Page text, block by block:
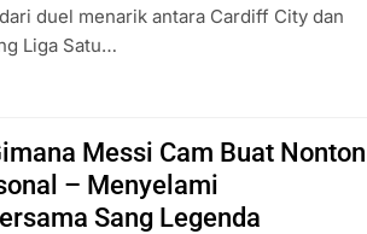
duel menarik antara Cardiff City dan
Liga Satu…
Messi Cam Buat Nonton
– Menyelami
Sang Legenda